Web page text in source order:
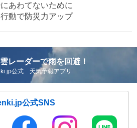
あわてないために
動で防災力アップ
レーダーで雨を回避！
公式 天気予報アプリ
公式SNS